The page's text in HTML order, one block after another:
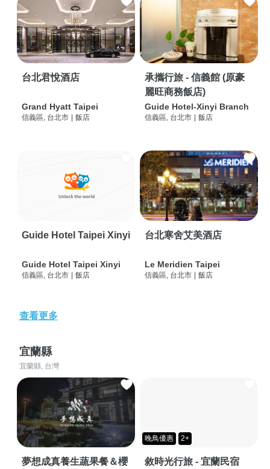
台北君悅酒店
Grand Hyatt Taipei
信義區, 台北市 飯店
承攜行旅 - 信義館 (原豪
麗旺商務飯店)
Guide Hotel-Xinyi Branch
信義區, 台北市 飯店
Guide Hotel Taipei Xinyi
Guide Hotel Taipei Xinyi
信義區, 台北市 | 飯店
台北寒舍艾美酒店
Le Meridien Taipei
信義區, 台北市 | 飯店
查看更多
宜蘭縣
宜蘭縣, 台灣
夢想成真養生蔬果餐＆櫻
晚鳥優惠 2+
敘時光行旅 - 宜蘭民宿